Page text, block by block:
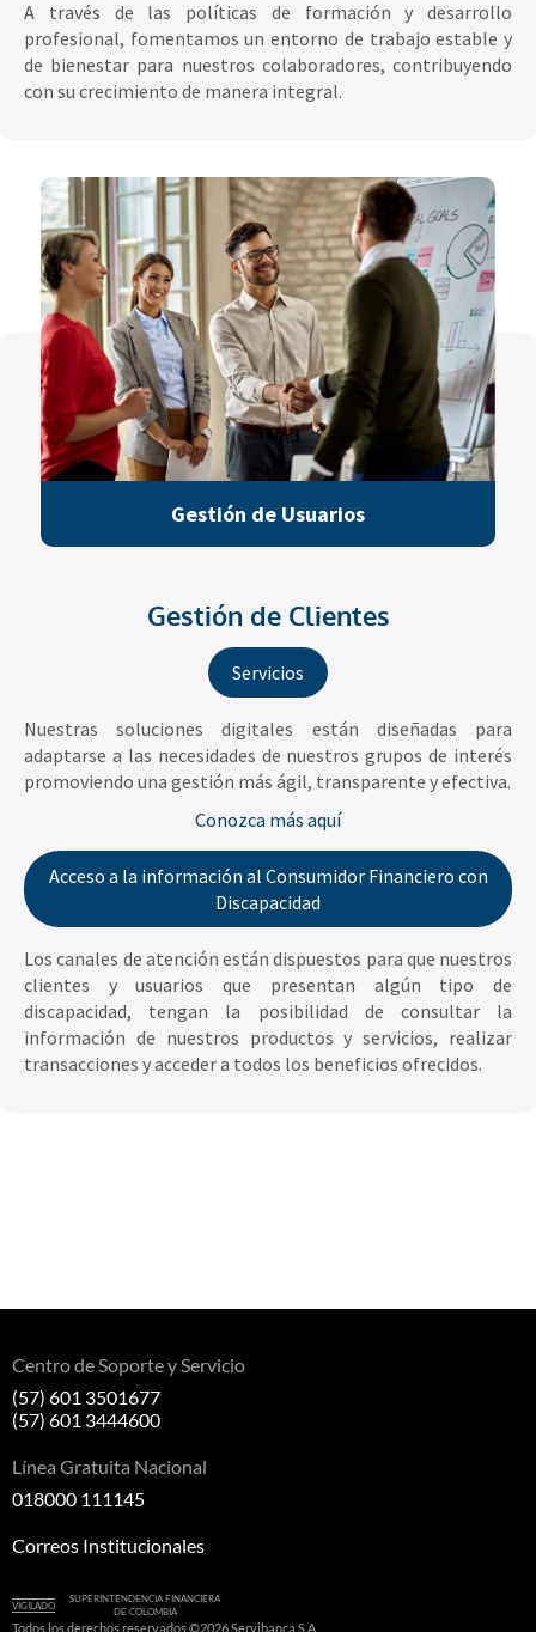
A través de las políticas de formación y desarrollo
profesional, fomentamos un entorno de trabajo estable y
de bienestar para nuestros colaboradores, contribuyendo
con su crecimiento de manera integral.
Gestión de Usuarios
Gestión de Clientes
Servicios
Nuestras soluciones digitales están diseñadas para
adaptarse a las necesidades de nuestros grupos de interés
promoviendo una gestión más ágil, transparente y efectiva.
Conozca más aquí
Acceso a la información al Consumidor Financiero con
Discapacidad
Los canales de atención están dispuestos para que nuestros
clientes y usuarios que presentan algún tipo de
discapacidad, tengan la posibilidad de consultar la
información de nuestros productos y servicios, realizar
transacciones y acceder a todos los beneficios ofrecidos.
Centro de Soporte y Servicio
(57) 601 3501677
(57) 601 3444600
Línea Gratuita Nacional
018000 111145
Correos Institucionales
VIGILADO
SUPERINTENDENCIA FINANCIERA
DE COLOMBIA
Todos los derechos reservados ©2026 Servibanca S.A.